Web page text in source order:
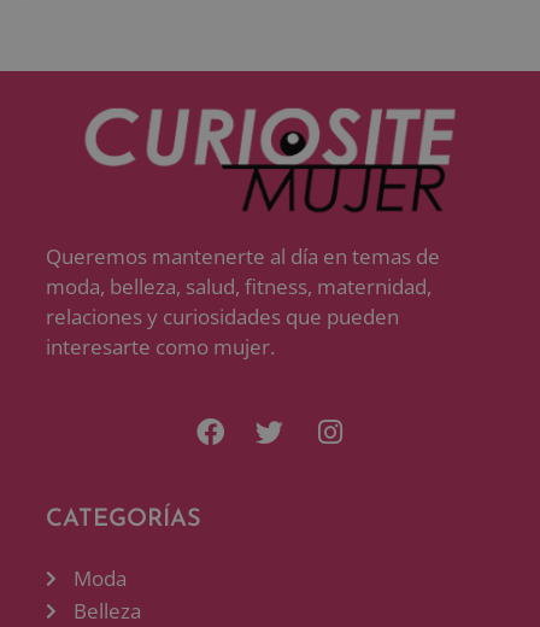
Queremos mantenerte al día en temas de
moda, belleza, salud, fitness, maternidad,
relaciones y curiosidades que pueden
interesarte como mujer.
CATEGORÍAS
Moda
Belleza